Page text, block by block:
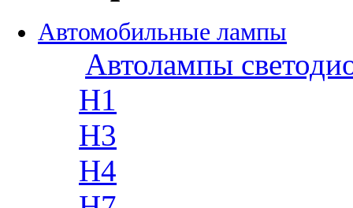
Автомобильные лампы
Автолампы
H1
H3
H4